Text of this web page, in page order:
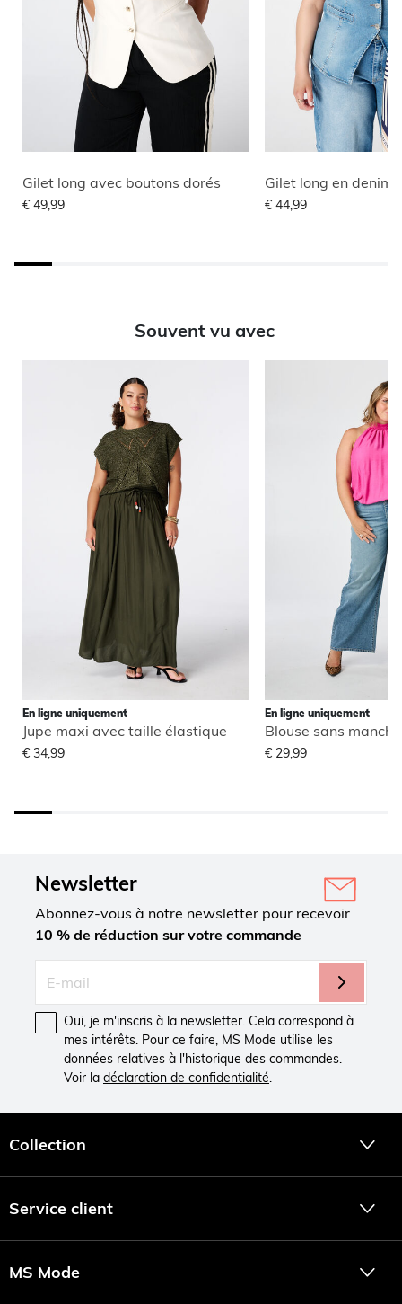
Gilet long avec boutons dorés
€ 49,99
Gilet long en denim
€ 44,99
Souvent vu avec
En ligne uniquement
Jupe maxi avec taille élastique
€ 34,99
En ligne uniquement
€ 29,99
Newsletter
Abonnez-vous à notre newsletter pour recevoir
10 % de réduction sur votre commande
Oui, je m'inscris à la newsletter. Cela correspond à
mes intérêts. Pour ce faire, MS Mode utilise les
données relatives à l'historique des commandes.
Voir la déclaration de confidentialité.
Collection
Service client
MS Mode